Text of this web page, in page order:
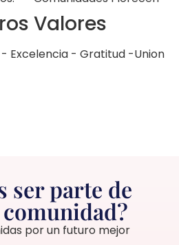
Valores
Excelencia - Gratitud -Union
ser parte de
por un futuro mejor